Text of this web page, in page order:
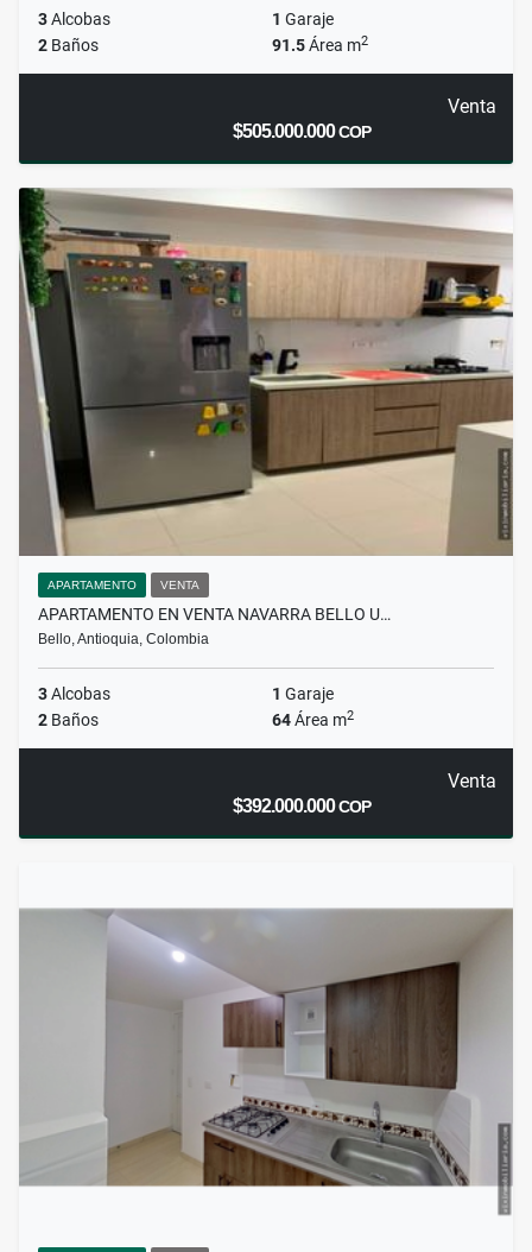
3Alcobas 1 Garaje
2 Baños 91.5Área m2
Venta
$505.000.000COP
APARTAMENTO VENTA
APARTAMENTO EN VENTA NAVARRA BELLO U…
Bello, Antioquia, Colombia
3Alcobas 1 Garaje
2 Baños 64Área m2
Venta
$392.000.000COP